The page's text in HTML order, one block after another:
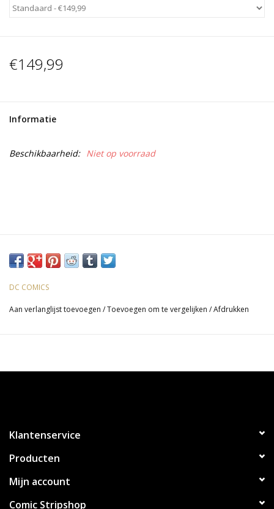
€149,99
Informatie
Beschikbaarheid: Niet op voorraad
DC COMICS
Aan verlanglijst toevoegen /Toevoegen om te vergelijken /Afdrukken
Klantenservice
Producten
Mijn account
Comic Stripshop